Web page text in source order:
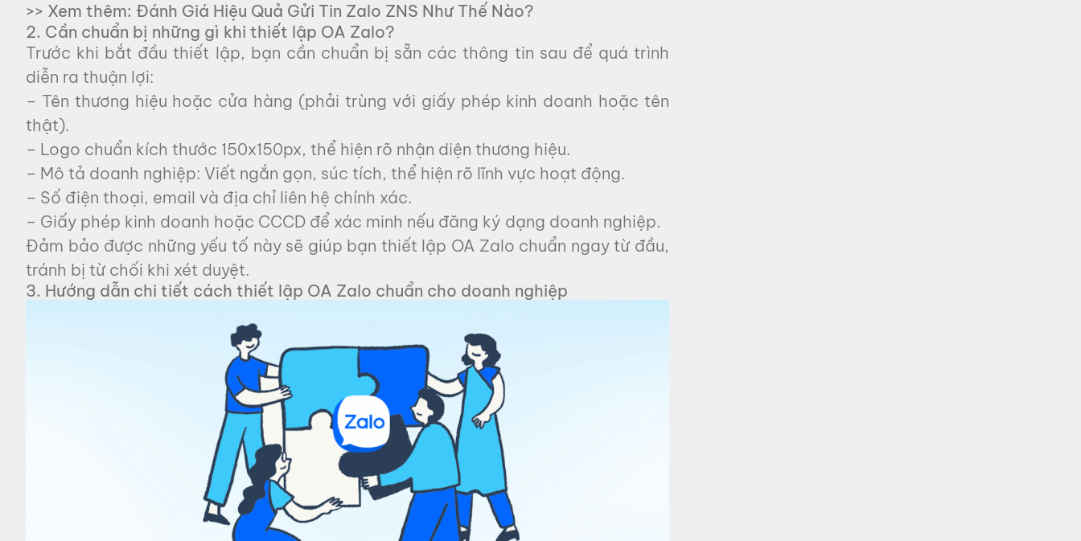
>> Xem thêm: Đánh Giá Hiệu Quả Gửi Tin Zalo ZNS Như Thế Nào?
2. Cần chuẩn bị những gì khi thiết lập OA Zalo?
Trước khi bắt đầu thiết lập, bạn cần chuẩn bị sẵn các thông tin sau để quá trình
diễn ra thuận lợi:
– Tên thương hiệu hoặc cửa hàng (phải trùng với giấy phép kinh doanh hoặc tên
thật).
– Logo chuẩn kích thước 150x150px, thể hiện rõ nhận diện thương hiệu.
– Mô tả doanh nghiệp: Viết ngắn gọn, súc tích, thể hiện rõ lĩnh vực hoạt động.
– Số điện thoại, email và địa chỉ liên hệ chính xác.
– Giấy phép kinh doanh hoặc CCCD để xác minh nếu đăng ký dạng doanh nghiệp.
Đảm bảo được những yếu tố này sẽ giúp bạn thiết lập OA Zalo chuẩn ngay từ đầu,
tránh bị từ chối khi xét duyệt.
3. Hướng dẫn chi tiết cách thiết lập OA Zalo chuẩn cho doanh nghiệp